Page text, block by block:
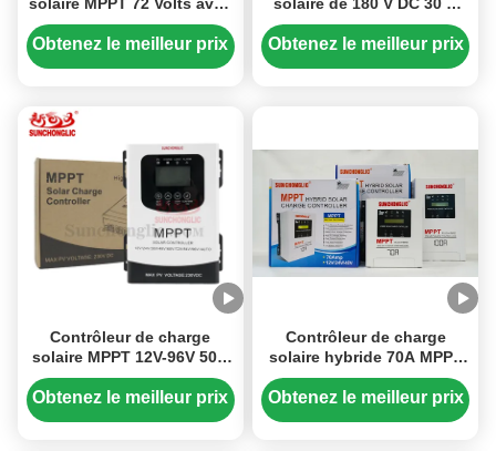
protection contre la
surchauffe et conception
Obtenez le meilleur prix
MPPT avec suivi
automatique de la
Obtenez le meilleur prix
Contrôleur de charge
solaire MPPT 12V-96V 50A
avec entrée CC 230V pour
batteries plomb-acide et
Obtenez le meilleur prix
Contrôleur de charge
solaire hybride 70A MPPT
avec fonction UPS pour les
systèmes 12V/24V/48V
Obtenez le meilleur prix